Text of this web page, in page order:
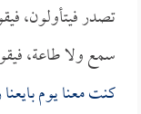
تصدر فيتأولون،
سمع ولا طاعة،
كنت معنا يوم